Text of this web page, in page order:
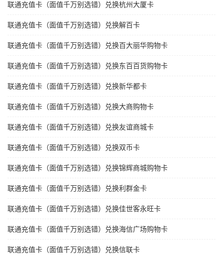
联通充值卡（面值千万别选错）兑换杭州大厦卡
联通充值卡（面值千万别选错）兑换解百卡
联通充值卡（面值千万别选错）兑换百大丽华购物卡
联通充值卡（面值千万别选错）兑换东百百货购物卡
联通充值卡（面值千万别选错）兑换新华都卡
联通充值卡（面值千万别选错）兑换大商购物卡
联通充值卡（面值千万别选错）兑换友谊商城卡
联通充值卡（面值千万别选错）兑换双币卡
联通充值卡（面值千万别选错）兑换锦辉商城购物卡
联通充值卡（面值千万别选错）兑换利群金卡
联通充值卡（面值千万别选错）兑换佳世客永旺卡
联通充值卡（面值千万别选错）兑换海信广场购物卡
联通充值卡（面值千万别选错）兑换信联卡